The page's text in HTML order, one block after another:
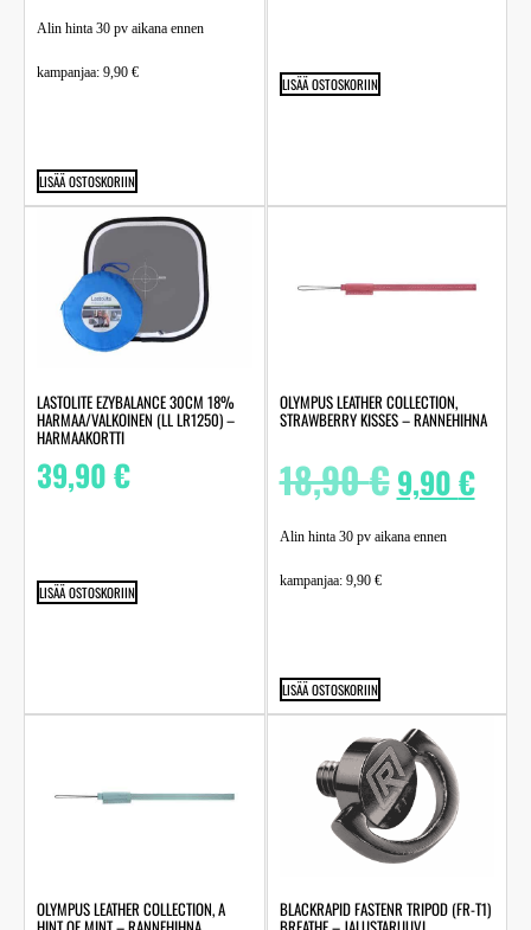
Alin hinta 30 pv aikana ennen
kampanjaa: 9,90 €
LISÄÄ OSTOSKORIIN
LISÄÄ OSTOSKORIIN
LASTOLITE EZYBALANCE 30CM 18%
HARMAA/VALKOINEN (LL LR1250) –
HARMAAKORTTI
39,90€
LISÄÄ OSTOSKORIIN
OLYMPUS LEATHER COLLECTION,
STRAWBERRY KISSES – RANNEHIHNA
18,90€ 9,90€
Alin hinta 30 pv aikana ennen
kampanjaa: 9,90 €
LISÄÄ OSTOSKORIIN
OLYMPUS LEATHER COLLECTION, A BLACKRAPID FASTENR TRIPOD (FR-T1)